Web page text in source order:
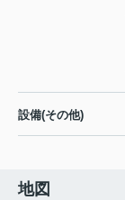
設備(その他)
地図